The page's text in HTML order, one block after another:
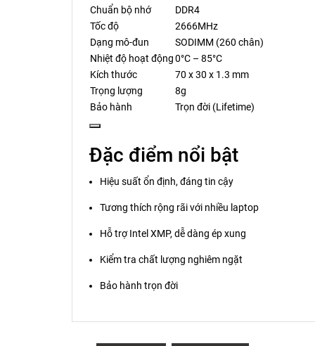
Chuẩn bộ nhớ
DDR4
Tốc độ
2666MHz
Dạng mô-đun
SODIMM (260 chân)
Nhiệt độ hoạt động0°C – 85°C
Kích thước
70 x 30 x 1.3 mm
Trọng lượng
8g
Bảo hành
Trọn đời (Lifetime)
Đặc điểm nổi bật
Hiệu suất ổn định, đáng tin cậy
Tương thích rộng rãi với nhiều laptop
Hỗ trợ Intel XMP, dễ dàng ép xung
Kiểm tra chất lượng nghiêm ngặt
Bảo hành trọn đời